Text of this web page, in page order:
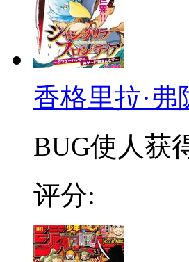
香格里拉·
BUG使人获
评分: